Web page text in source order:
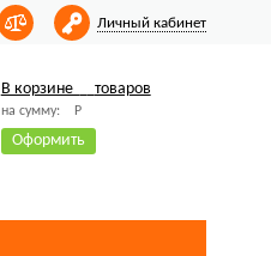
Личный кабинет
В корзине товаров
на сумму: Р
Оформить